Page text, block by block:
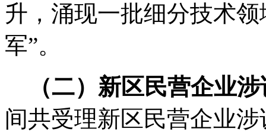
升，涌现一批细分技术
军”。
（二）新区民营企业
间共受理新区民营企业